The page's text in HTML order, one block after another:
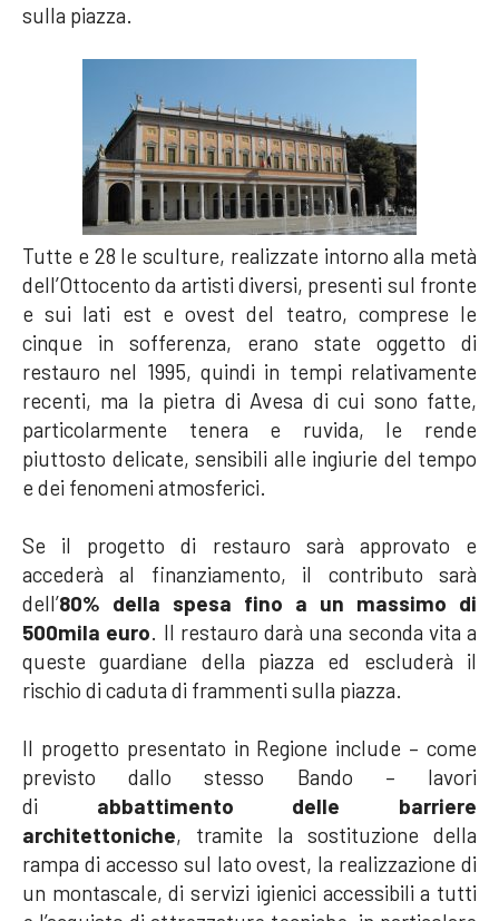
sulla piazza.
Tutte e 28 le sculture, realizzate intorno alla metà
dell’Ottocento da artisti diversi, presenti sul fronte
e sui lati est e ovest del teatro, comprese le
cinque in sofferenza, erano state oggetto di
restauro nel 1995, quindi in tempi relativamente
recenti, ma la pietra di Avesa di cui sono fatte,
particolarmente tenera e ruvida, le rende
piuttosto delicate, sensibili alle ingiurie del tempo
e dei fenomeni atmosferici.
Se il progetto di restauro sarà approvato e
accederà al finanziamento, il contributo sarà
dell’80% della spesa fino a un massimo di
500mila euro. Il restauro darà una seconda vita a
queste guardiane della piazza ed escluderà il
rischio di caduta di frammenti sulla piazza.
Il progetto presentato in Regione include – come
previsto dallo stesso Bando – lavori
di abbattimento delle barriere
architettoniche, tramite la sostituzione della
rampa di accesso sul lato ovest, la realizzazione di
un montascale, di servizi igienici accessibili a tutti